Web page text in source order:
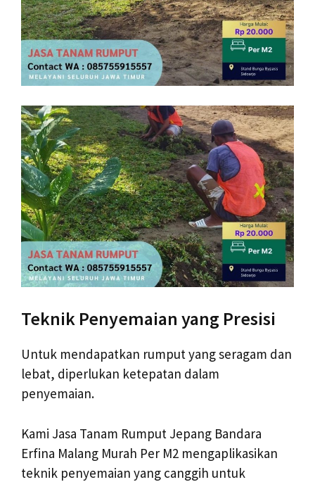
Teknik Penyemaian yang Presisi
Untuk mendapatkan rumput yang seragam dan
lebat, diperlukan ketepatan dalam
penyemaian.
Kami Jasa Tanam Rumput Jepang Bandara
Erfina Malang Murah Per M2 mengaplikasikan
teknik penyemaian yang canggih untuk